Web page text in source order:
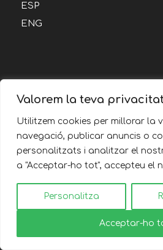
Valorem la teva
Utilitzem cookies per millorar la
navegació, publicar anuncis o
personalitzats i analitzar el
a "Acceptar-ho tot", accepteu el
Personalitza
Acceptar-ho
ESP
ENG
Casa Cullerer:
–L’Empall
–Lo Tiràs
–La Barcella